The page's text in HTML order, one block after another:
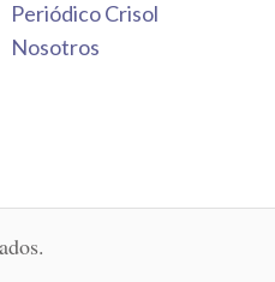
Periódico Crisol
Nosotros